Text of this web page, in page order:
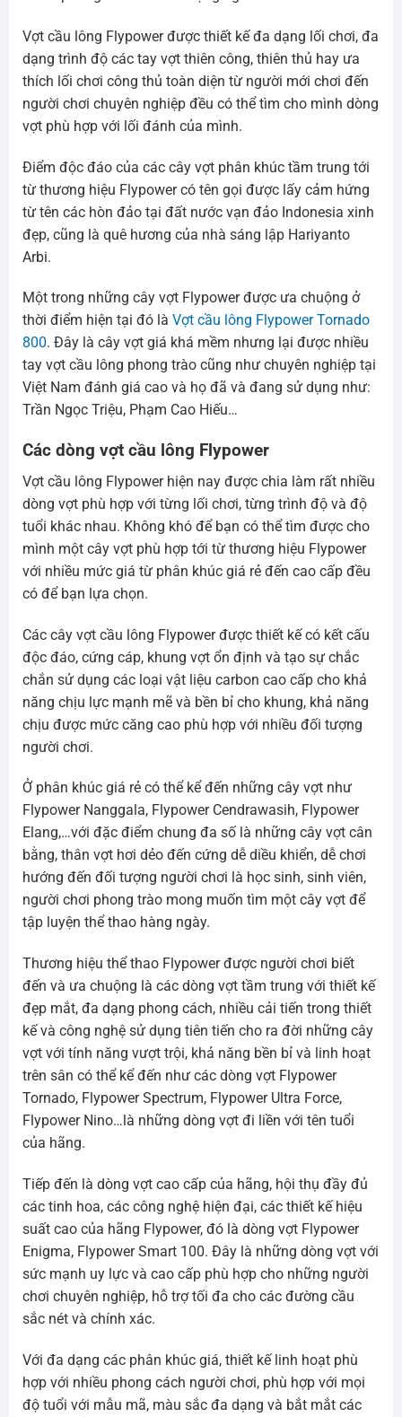
Vợt cầu lông Flypower được thiết kế đa dạng lối chơi, đa
dạng trình độ các tay vợt thiên công, thiên thủ hay ưa
thích lối chơi công thủ toàn diện từ người mới chơi đến
người chơi chuyên nghiệp đều có thể tìm cho mình dòng
vợt phù hợp với lối đánh của mình.
Điểm độc đáo của các cây vợt phân khúc tầm trung tới
từ thương hiệu Flypower có tên gọi được lấy cảm hứng
từ tên các hòn đảo tại đất nước vạn đảo Indonesia xinh
đẹp, cũng là quê hương của nhà sáng lập Hariyanto
Arbi.
Một trong những cây vợt Flypower được ưa chuộng ở
thời điểm hiện tại đó là Vợt cầu lông Flypower Tornado
800. Đây là cây vợt giá khá mềm nhưng lại được nhiều
tay vợt cầu lông phong trào cũng như chuyên nghiệp tại
Việt Nam đánh giá cao và họ đã và đang sử dụng như:
Trần Ngọc Triệu, Phạm Cao Hiếu…
Các dòng vợt cầu lông Flypower
Vợt cầu lông Flypower hiện nay được chia làm rất nhiều
dòng vợt phù hợp với từng lối chơi, từng trình độ và độ
tuổi khác nhau. Không khó để bạn có thể tìm được cho
mình một cây vợt phù hợp tới từ thương hiệu Flypower
với nhiều mức giá từ phân khúc giá rẻ đến cao cấp đều
có để bạn lựa chọn.
Các cây vợt cầu lông Flypower được thiết kế có kết cấu
độc đáo, cứng cáp, khung vợt ổn định và tạo sự chắc
chắn sử dụng các loại vật liệu carbon cao cấp cho khả
năng chịu lực mạnh mẽ và bền bỉ cho khung, khả năng
chịu được mức căng cao phù hợp với nhiều đối tượng
người chơi.
Ở phân khúc giá rẻ có thể kể đến những cây vợt như
Flypower Nanggala, Flypower Cendrawasih, Flypower
Elang,…với đặc điểm chung đa số là những cây vợt cân
bằng, thân vợt hơi dẻo đến cứng dễ diều khiển, dễ chơi
hướng đến đối tượng người chơi là học sinh, sinh viên,
người chơi phong trào mong muốn tìm một cây vợt để
tập luyện thể thao hàng ngày.
Thương hiệu thể thao Flypower được người chơi biết
đến và ưa chuộng là các dòng vợt tầm trung với thiết kế
đẹp mắt, đa dạng phong cách, nhiều cải tiến trong thiết
kế và công nghệ sử dụng tiên tiến cho ra đời những cây
vợt với tính năng vượt trội, khả năng bền bỉ và linh hoạt
trên sân có thể kể đến như các dòng vợt Flypower
Tornado, Flypower Spectrum, Flypower Ultra Force,
Flypower Nino…là những dòng vợt đi liền với tên tuổi
của hãng.
Tiếp đến là dòng vợt cao cấp của hãng, hội thụ đầy đủ
các tinh hoa, các công nghệ hiện đại, các thiết kế hiệu
suất cao của hãng Flypower, đó là dòng vợt Flypower
Enigma, Flypower Smart 100. Đây là những dòng vợt với
sức mạnh uy lực và cao cấp phù hợp cho những người
chơi chuyên nghiệp, hỗ trợ tối đa cho các đường cầu
sắc nét và chính xác.
Với đa dạng các phân khúc giá, thiết kế linh hoạt phù
hợp với nhiều phong cách người chơi, phù hợp với mọi
độ tuổi với mẫu mã, màu sắc đa dạng và bắt mắt các